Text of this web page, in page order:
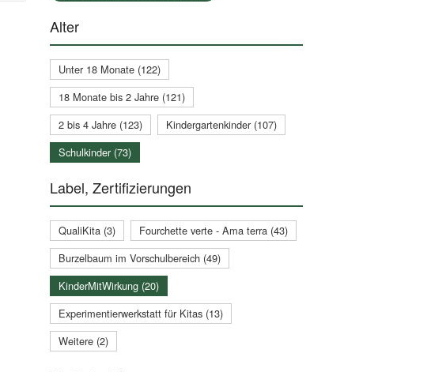
Alter
Unter 18 Monate (122)
18 Monate bis 2 Jahre (121)
2 bis 4 Jahre (123)
Kindergartenkinder (107)
Schulkinder (73)
Label, Zertifizierungen
QualiKita (3)
Fourchette verte - Ama terra (43)
Burzelbaum im Vorschulbereich (49)
KinderMitWirkung (20)
Experimentierwerkstatt für Kitas (13)
Weitere (2)